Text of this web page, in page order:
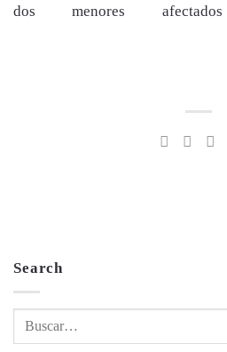
dos menores
Search